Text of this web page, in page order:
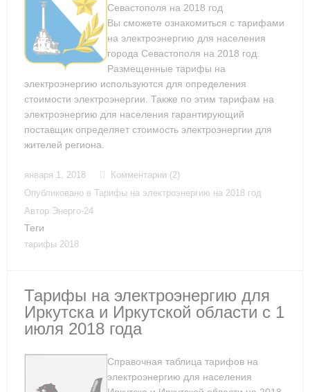
Севастополя на 2018 год
Вы сможете ознакомиться с тарифами
на электроэнергию для населения
города Севастополя на 2018 год.
Размещенные тарифы на
электроэнергию используются для определения
стоимости электроэнергии. Также по этим тарифам на
электроэнергию для населения гарантирующий
поставщик определяет стоимость электроэнергии для
жителей региона.
января 1, 2018
Комментарии (2)
Опубликовано в Тарифы на электроэнергию на 2018 год
Автор Энерго-24
Теги
тарифы 2018
Тарифы на электроэнергию для
Иркутска и Иркутской области с 1
июля 2018 года
Справочная таблица тарифов на
электроэнергию для населения